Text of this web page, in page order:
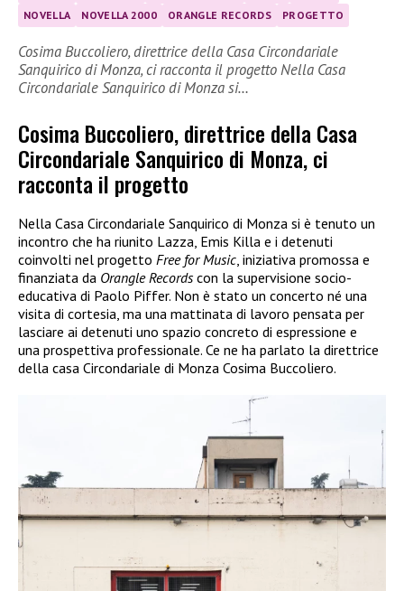
NOVELLA
NOVELLA 2000 ORANGLE RECORDS PROGETTO
Cosima Buccoliero, direttrice della Casa Circondariale
Sanquirico di Monza, ci racconta il progetto Nella Casa
Circondariale Sanquirico di Monza si…
Cosima Buccoliero, direttrice della Casa
Circondariale Sanquirico di Monza, ci
racconta il progetto
Nella Casa Circondariale Sanquirico di Monza si è tenuto un
incontro che ha riunito Lazza, Emis Killa e i detenuti
coinvolti nel progetto Free for Music, iniziativa promossa e
finanziata da Orangle Recordscon la supervisione socio-
educativa di Paolo Piffer. Non è stato un concerto né una
visita di cortesia, ma una mattinata di lavoro pensata per
lasciare ai detenuti uno spazio concreto di espressione e
una prospettiva professionale. Ce ne ha parlato la direttrice
della casa Circondariale di Monza Cosima Buccoliero.